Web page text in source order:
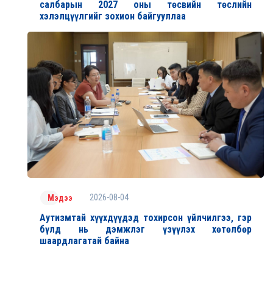
салбарын 2027 оны төсвийн төслийн
хэлэлцүүлгийг зохион байгууллаа
Мэдээ 2026-08-04
Аутизмтай хүүхдүүдэд тохирсон үйлчилгээ, гэр
бүлд нь дэмжлэг үзүүлэх хөтөлбөр
шаардлагатай байна